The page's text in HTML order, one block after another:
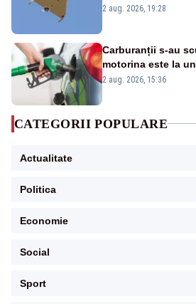
României. Au fost
2 aug. 2026, 19:28
Carburanții s-au
motorina este la
2 aug. 2026, 15:36
CATEGORII POPULARE
Actualitate
Politica
Economie
Social
Sport